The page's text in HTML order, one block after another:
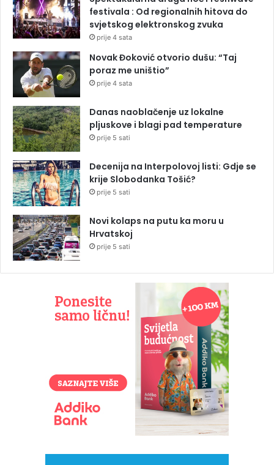
festivala : Od regionalnih hitova do
svjetskog elektronskog zvuka
prije 4 sata
Novak Đoković otvorio dušu: “Taj
poraz me uništio”
prije 4 sata
Danas naoblačenje uz lokalne
pljuskove i blagi pad temperature
prije 5 sati
Decenija na Interpolovoj listi: Gdje se
krije Slobodanka Tošić?
prije 5 sati
Novi kolaps na putu ka moru u
Hrvatskoj
prije 5 sati